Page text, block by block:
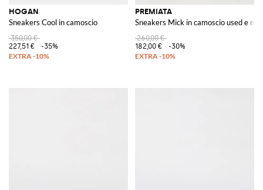
HOGAN
Sneakers Cool in camoscio
350,00 €
227,51 €
-35%
PREMIATA
Sneakers Mick in camoscio used e
260,00 €
182,00 €
-30%